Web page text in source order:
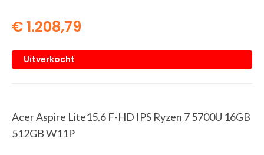
€1.208,79
Uitverkocht
Acer Aspire Lite15.6 F-HD IPS Ryzen 7 5700U 16GB
512GB W11P